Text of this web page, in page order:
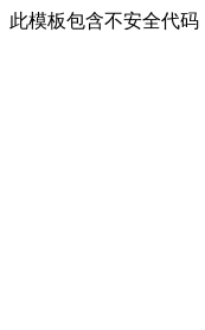
此模板包含不安全代码